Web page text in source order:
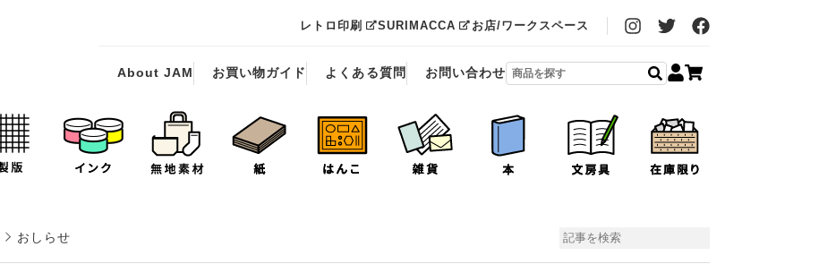
レトロ印刷 SURIMACCA お店/ワークスペース
About JAM お買い物ガイド よくある質問 お問い合わせ
おしらせ